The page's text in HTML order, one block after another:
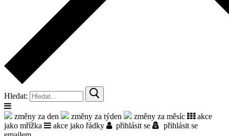
Hledat:
změny za den změny za týden změny za měsíc
akce
jako mřížka
akce jako řádky přihlásit se
přihlásit se